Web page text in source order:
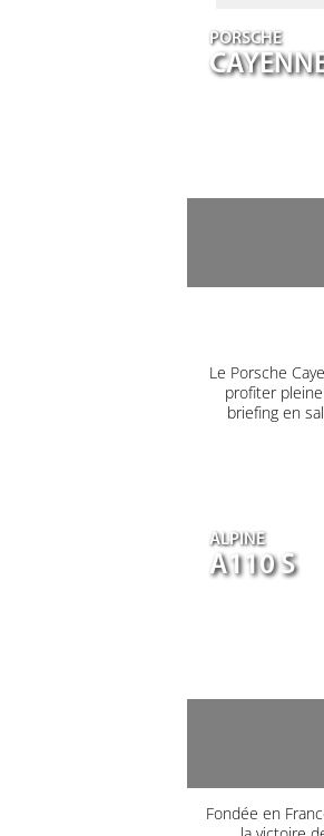
PORSCHE
Le Porsche
profiter
briefing en
ALPINE
A110 S
Fondée en